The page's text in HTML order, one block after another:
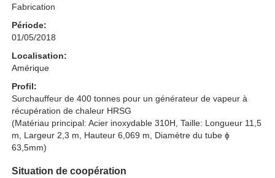
Fabrication
Période:
01/05/2018
Localisation:
Amérique
Profil:
Surchauffeur de 400 tonnes pour un générateur de vapeur à
récupération de chaleur HRSG
(Matériau principal: Acier inoxydable 310H, Taille: Longueur 11,5
m, Largeur 2,3 m, Hauteur 6,069 m, Diamètre du tube ɸ
63,5mm)
Situation de coopération